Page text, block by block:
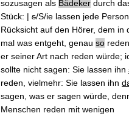
sozusagenals Bädeker durch
Stück: |s/S/ie lassen jede
Rücksicht auf den Hörer, dem in
mal was entgeht, genauso
er seiner Art nach reden würde;
sollte nicht sagen: Sie lassen ihn
reden, vielmehr: Sie lassen ihn
sagen, was er sagen würde,
Menschen reden mit wenigen